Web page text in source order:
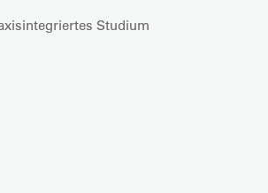
Studium